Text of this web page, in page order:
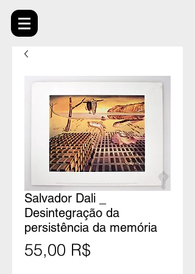
Salvador Dali _
Desintegração da
persistência da memória
55,00 R$